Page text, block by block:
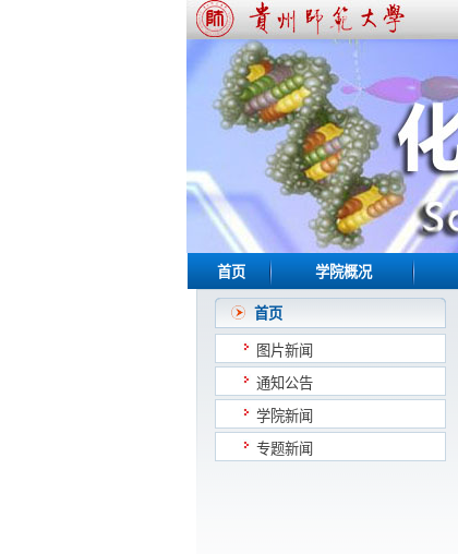
首页 学院概况
首页
图片新闻
通知公告
学院新闻
专题新闻